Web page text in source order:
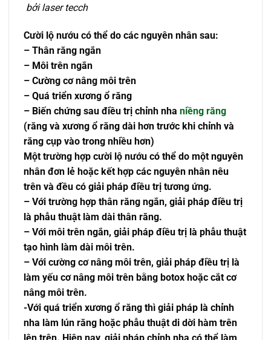
bởi laser tecch
Cười lộ nướu có thể do các nguyên nhân sau:
– Thân răng ngắn
– Môi trên ngắn
– Cường cơ nâng môi trên
– Quá triển xương ổ răng
– Biến chứng sau điều trị chỉnh nha niềng răng
(răng và xương ổ răng dài hơn trước khi chỉnh và
răng cụp vào trong nhiều hơn)
Một trường hợp cười lộ nướu có thể do một nguyên
nhân đơn lẻ hoặc kết hợp các nguyên nhân nêu
trên và đều có giải pháp điều trị tương ứng.
– Với trường hợp thân răng ngắn, giải pháp điều trị
là phẫu thuật làm dài thân răng.
– Với môi trên ngắn, giải pháp điều trị là phẫu thuật
tạo hình làm dài môi trên.
– Với cường cơ nâng môi trên, giải pháp điều trị là
làm yếu cơ nâng môi trên bằng botox hoặc cắt cơ
nâng môi trên.
-Với quá triển xương ổ răng thì giải pháp là chỉnh
nha làm lún răng hoặc phẫu thuật di dời hàm trên